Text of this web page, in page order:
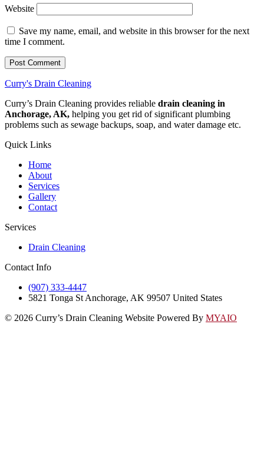
Website
Save my name, email, and website in this browser for the next
time I comment.
Curry's Drain Cleaning
Curry’s Drain Cleaning provides reliable drain cleaning in
Anchorage, AK, helping you get rid of significant plumbing
problems such as sewage backups, soap, and water damage etc.
Quick Links
Home
About
Services
Gallery
Contact
Services
Drain Cleaning
Contact Info
(907) 333-4447
5821 Tonga St Anchorage, AK 99507 United States
© 2026 Curry’s Drain Cleaning Website Powered By MYAIO